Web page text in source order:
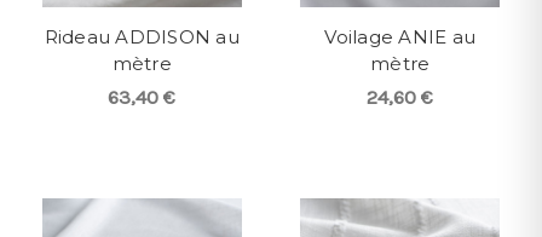
Rideau ADDISON au
mètre
63,40 €
Voilage ANIE au
mètre
24,60 €